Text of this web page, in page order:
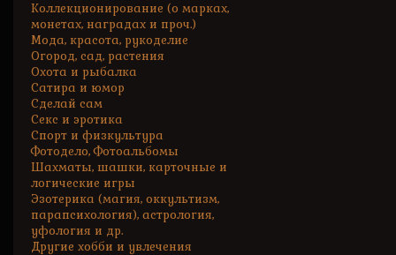
Коллекционирование (о марках,
монетах, наградах и проч.)
Мода, красота, рукоделие
Огород, сад, растения
Охота и рыбалка
Сатира и юмор
Сделай сам
Секс и эротика
Спорт и физкультура
Фотодело, Фотоальбомы
Шахматы, шашки, карточные и
логические игры
Эзотерика (магия, оккультизм,
парапсихология), астрология,
уфология и др.
Другие хобби и увлечения